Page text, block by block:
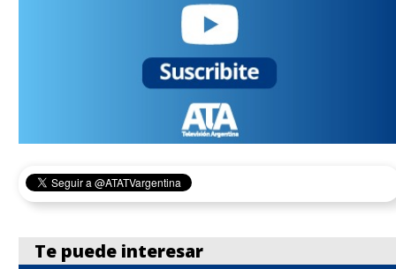
Te puede interesar